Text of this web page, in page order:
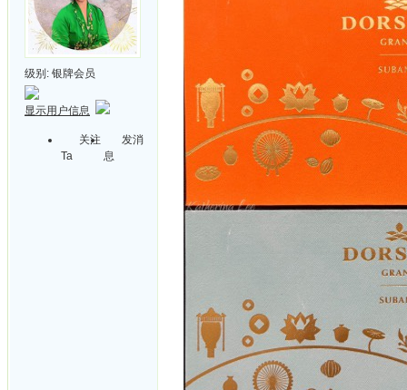
级别: 银牌会员
显示用户信息
关注
Ta
发消
息